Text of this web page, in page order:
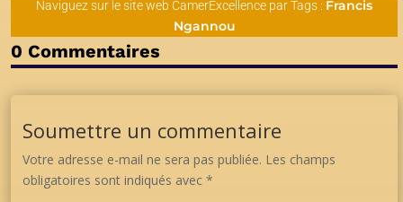
Naviguez sur le site web CamerExcellence par Tags : Francis
Ngannou
0 Commentaires
Soumettre un commentaire
Votre adresse e-mail ne sera pas publiée. Les champs
obligatoires sont indiqués avec *